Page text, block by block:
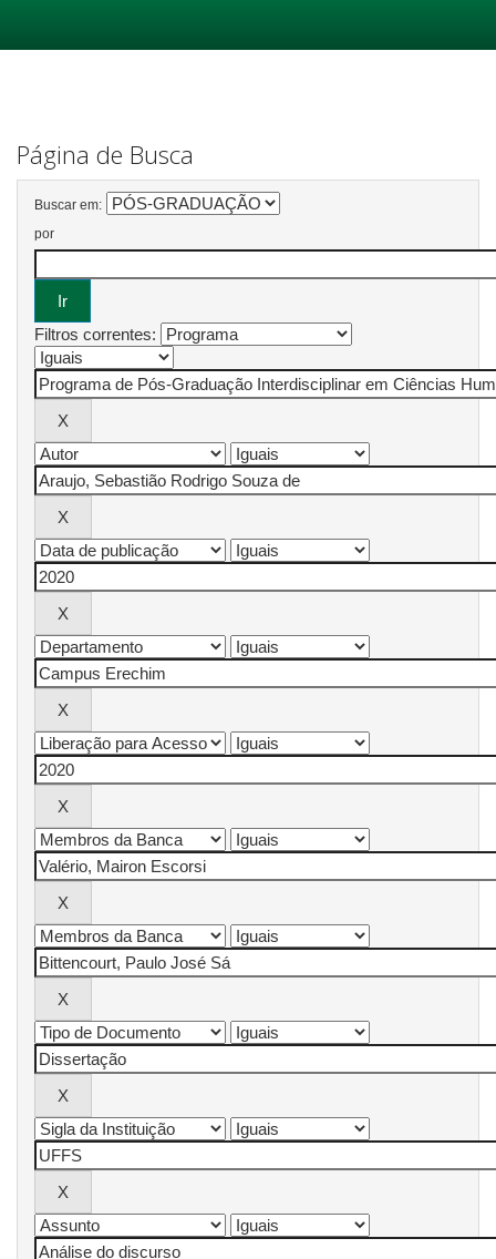
Página de Busca
Buscar em:
por
Filtros correntes: